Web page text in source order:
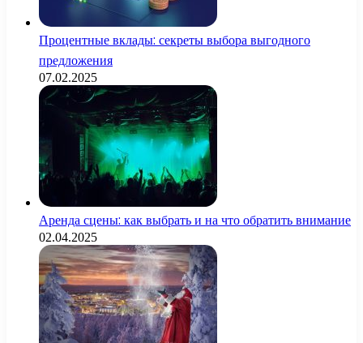
Процентные вклады: секреты выбора выгодного
предложения
07.02.2025
Аренда сцены: как выбрать и на что обратить внимание
02.04.2025